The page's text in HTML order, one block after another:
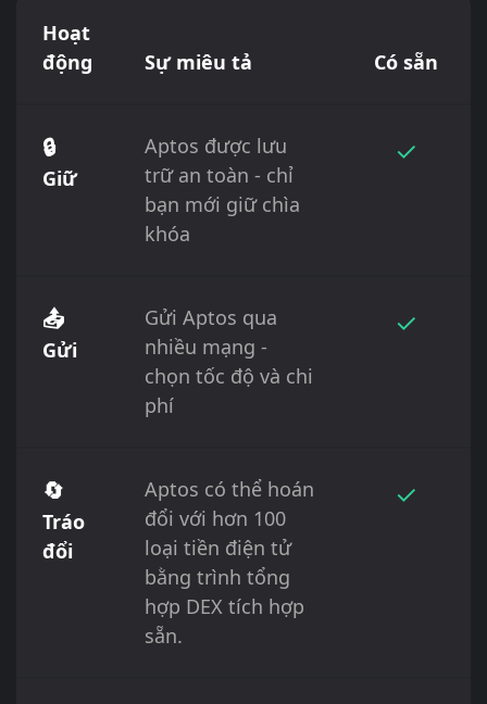
Hoạt
động
Sự miêu tả Có sẵn
🔒
Giữ
Aptos được lưu
trữ an toàn - chỉ
bạn mới giữ chìa
khóa
✓
📤
Gửi
Gửi Aptos qua
nhiều mạng -
chọn tốc độ và chi
phí
✓
🔄
Tráo
đổi
Aptos có thể hoán
đổi với hơn 100
loại tiền điện tử
bằng trình tổng
hợp DEX tích hợp
sẵn.
✓